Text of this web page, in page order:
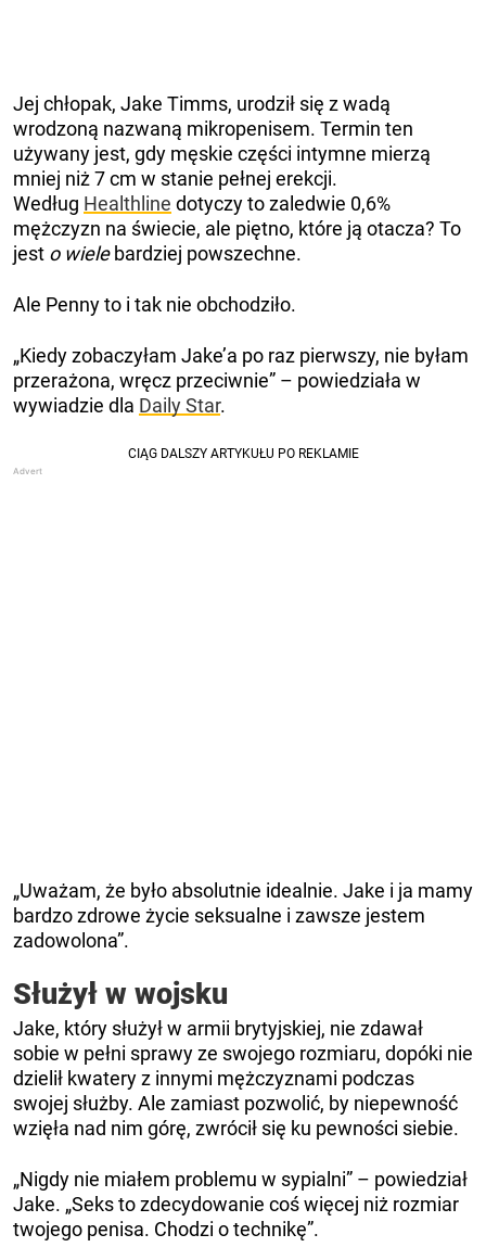
Jej chłopak, Jake Timms, urodził się z wadą
wrodzoną nazwaną mikropenisem. Termin ten
używany jest, gdy męskie części intymne mierzą
mniej niż 7 cm w stanie pełnej erekcji.
Według Healthline dotyczy to zaledwie 0,6%
mężczyzn na świecie, ale piętno, które ją otacza? To
jest o wielebardziej powszechne.
Ale Penny to i tak nie obchodziło.
„Kiedy zobaczyłam Jake’a po raz pierwszy, nie byłam
przerażona, wręcz przeciwnie” – powiedziała w
wywiadzie dla Daily Star.
„Uważam, że było absolutnie idealnie. Jake i ja mamy
bardzo zdrowe życie seksualne i zawsze jestem
zadowolona”.
Służył w wojsku
Jake, który służył w armii brytyjskiej, nie zdawał
sobie w pełni sprawy ze swojego rozmiaru, dopóki nie
dzielił kwatery z innymi mężczyznami podczas
swojej służby. Ale zamiast pozwolić, by niepewność
wzięła nad nim górę, zwrócił się ku pewności siebie.
„Nigdy nie miałem problemu w sypialni” – powiedział
Jake. „Seks to zdecydowanie coś więcej niż rozmiar
twojego penisa. Chodzi o technikę”.